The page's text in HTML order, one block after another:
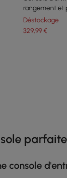
rangement et
Déstockage
329,99€
updated to
console